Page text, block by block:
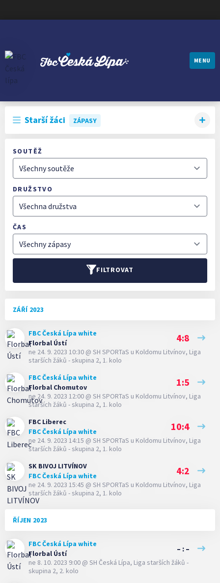
FBC ČESKÁ LÍPA
MENU
Starší žáci ZÁPASY
SOUTĚŽ
DRUŽSTVO
ČAS
FILTROVAT
ZÁŘÍ 2023
FBC Česká Lípa white
Florbal Ústí
4:8
ne 24. 9. 2023 10:30 @ SH SPORTaS u Koldomu Litvínov, Liga
starších žáků - skupina 2, 1. kolo
FBC Česká Lípa white
Florbal Chomutov
1:5
ne 24. 9. 2023 12:00 @ SH SPORTaS u Koldomu Litvínov, Liga
starších žáků - skupina 2, 1. kolo
FBC Liberec
FBC Česká Lípa white
10:4
ne 24. 9. 2023 14:15 @ SH SPORTaS u Koldomu Litvínov, Liga
starších žáků - skupina 2, 1. kolo
SK BIVOJ LITVÍNOV
FBC Česká Lípa white
4:2
ne 24. 9. 2023 15:45 @ SH SPORTaS u Koldomu Litvínov, Liga
starších žáků - skupina 2, 1. kolo
ŘÍJEN 2023
FBC Česká Lípa white
Florbal Ústí
– : –
ne 8. 10. 2023 9:00 @ SH Česká Lípa, Liga starších žáků -
skupina 2, 2. kolo